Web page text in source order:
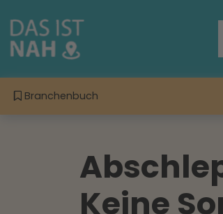
Branchenbuch
Keine